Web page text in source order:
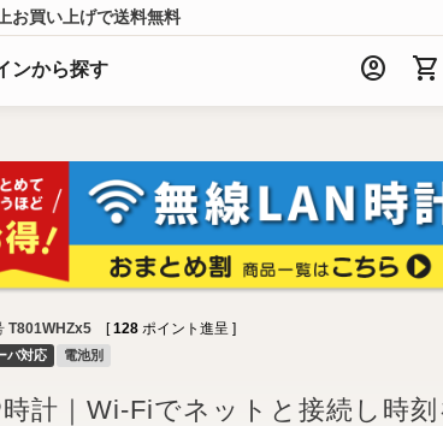
お買い上げで送料無料
ンから探す account_circle shopping_cart
T801WHZx5 [ 128 ポイント進呈 ]
バ対応 電池別
計｜Wi-Fiでネットと接続し時刻